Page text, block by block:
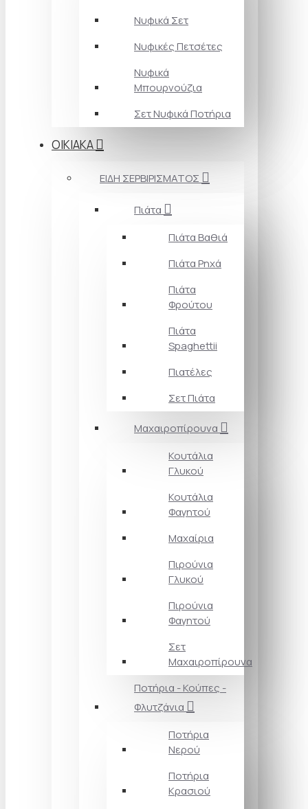
Νυφικά Σετ
Νυφικές Πετσέτες
Νυφικά
Μπουρνούζια
Σετ Νυφικά Ποτήρια
ΟΙΚΙΑΚΑ
ΕΙΔΗ ΣΕΡΒΙΡΙΣΜΑΤΟΣ
Πιάτα
Πιάτα Βαθιά
Πιάτα Ρηχά
Πιάτα
Φρούτου
Πιάτα
Spaghettii
Πιατέλες
Σετ Πιάτα
Μαχαιροπίρουνα
Κουτάλια
Γλυκού
Κουτάλια
Φαγητού
Μαχαίρια
Πιρούνια
Γλυκού
Πιρούνια
Φαγητού
Σετ
Μαχαιροπίρουνα
Ποτήρια - Κούπες -
Φλυτζάνια
Ποτήρια
Νερού
Ποτήρια
Κρασιού